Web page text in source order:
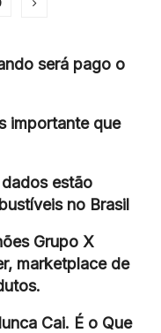
será pago o
importante que
estão
no Brasil
Grupo X
marketplace de
Cai. É o Que